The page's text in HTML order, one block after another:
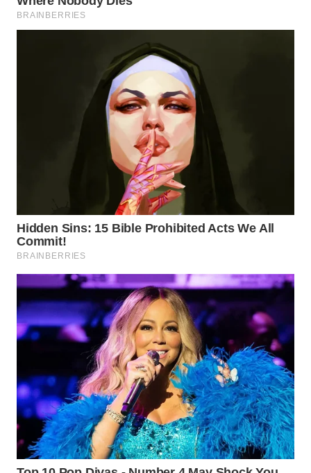
WN
WN
TANJUNG
LESUNG
WN
KARO
SIMALUNGUN
WN
LABUHANBATU
WN